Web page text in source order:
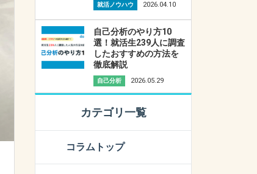
就活ノウハウ 2026.04.10
自己分析のやり方10
選！就活生239人に調査
したおすすめの方法を
徹底解説
自己分析 2026.05.29
カテゴリ一覧
コラムトップ